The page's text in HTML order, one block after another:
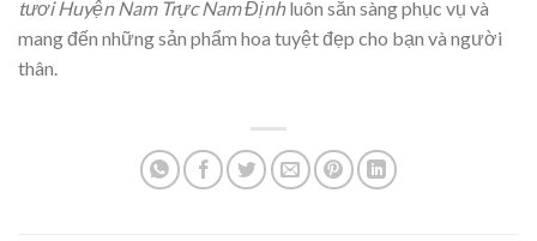
tươi Huyện Nam Trực Nam Địnhluôn sẵn sàng phục vụ và
mang đến những sản phẩm hoa tuyệt đẹp cho bạn và người
thân.